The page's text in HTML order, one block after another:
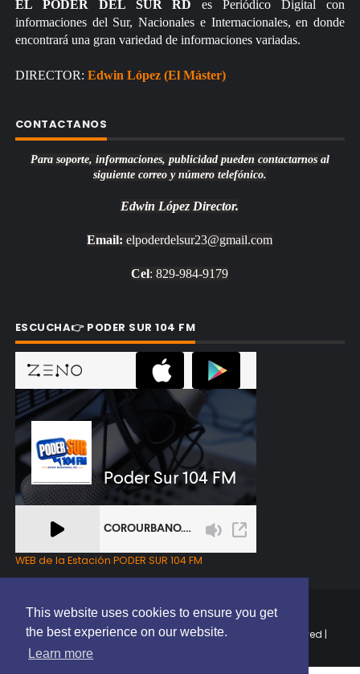
This website uses cookies to ensure you get
the best experience on our website.
Learn more
EL PODER DEL SUR RD es Periódico Digital con
informaciones del Sur, Nacionales e Internacionales, en donde
encontrará una gran variedad de informaciones variadas.
DIRECTOR: Edwin López (El Máster)
CONTACTANOS
Para soporte, informaciones, publicidad pueden contactarnos al
siguiente correo y número telefónico.
Edwin López Director.
Email: elpoderdelsur23@gmail.com
Cel: 829-984-9179
ESCUCHA👉 PODER SUR 104 FM
WEB de la Estación PODER SUR 104 FM
Copyright © 2025 | EL PODER DEL SUR RD | All Rights Reserved |